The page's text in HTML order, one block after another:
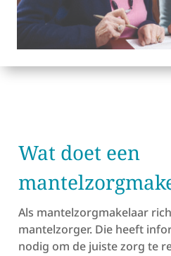
Wat doet een
Als mantelzorgmakelaar
mantelzorger. Die heeft
nodig om de juiste zorg te